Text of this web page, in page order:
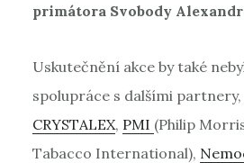
primátora Svobody
Uskutečnění akce by také
spolupráce s dalšími
CRYSTALEX, PMI (Philip
Tabacco International),